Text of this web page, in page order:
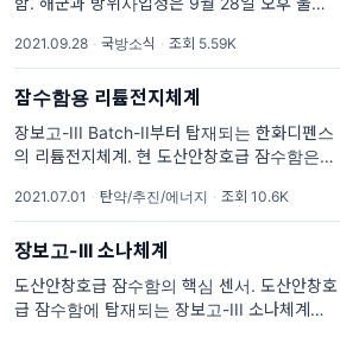
'신채호함' 진수식을 거행한다. 신채호함은 도
산 안창호함, 안무함과 마찬가지로 국내에
2021.09.28 · 국방소식 · 조회 5.59K
잠수함용 리튬전지체계
장보고-III Batch-II부터 탑재되는 한화디펜스
의 리튬전지체계. 현 도산안창호급 잠수함은 한
재하고 있다. 납축전지는 낮은 제조원가로 인해
가격경쟁력이 우수하다는 장점이 있으나, 수명
이 짧고, 에너지
2021.07.01 · 탄약/추진/에너지 · 조회 10.6K
장보고-III 소나체계
도산안창호급 잠수함의 핵심 센서. 도산안창호
급 잠수함에 탑재되는 장보고-III 소나체계는 8